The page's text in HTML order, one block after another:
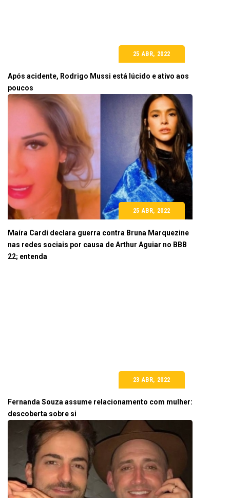
25 ABR, 2022
Após acidente, Rodrigo Mussi está lúcido e ativo aos
poucos
25 ABR, 2022
Maíra Cardi declara guerra contra Bruna Marquezine
nas redes sociais por causa de Arthur Aguiar no BBB
22; entenda
23 ABR, 2022
Fernanda Souza assume relacionamento com mulher:
descoberta sobre si